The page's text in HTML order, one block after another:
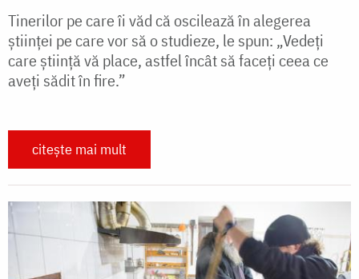
Tinerilor pe care îi văd că oscilează în alegerea
științei pe care vor să o studieze, le spun: „Vedeți
care știință vă place, astfel încât să faceți ceea ce
aveți sădit în fire.”
citește mai mult